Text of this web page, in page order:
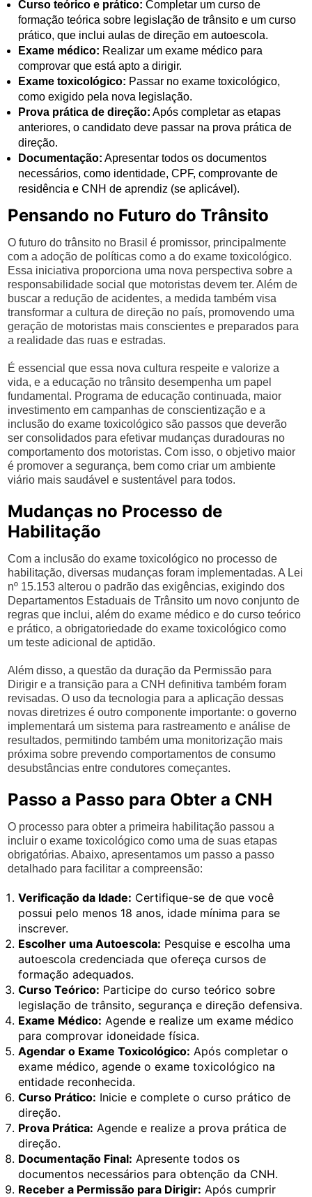
Curso teórico e prático: Completar um curso de
formação teórica sobre legislação de trânsito e um curso
prático, que inclui aulas de direção em autoescola.
Exame médico: Realizar um exame médico para
comprovar que está apto a dirigir.
Exame toxicológico: Passar no exame toxicológico,
como exigido pela nova legislação.
Prova prática de direção: Após completar as etapas
anteriores, o candidato deve passar na prova prática de
direção.
Documentação: Apresentar todos os documentos
necessários, como identidade, CPF, comprovante de
residência e CNH de aprendiz (se aplicável).
Pensando no Futuro do Trânsito
O futuro do trânsito no Brasil é promissor, principalmente
com a adoção de políticas como a do exame toxicológico.
Essa iniciativa proporciona uma nova perspectiva sobre a
responsabilidade social que motoristas devem ter. Além de
buscar a redução de acidentes, a medida também visa
transformar a cultura de direção no país, promovendo uma
geração de motoristas mais conscientes e preparados para
a realidade das ruas e estradas.
É essencial que essa nova cultura respeite e valorize a
vida, e a educação no trânsito desempenha um papel
fundamental. Programa de educação continuada, maior
investimento em campanhas de conscientização e a
inclusão do exame toxicológico são passos que deverão
ser consolidados para efetivar mudanças duradouras no
comportamento dos motoristas. Com isso, o objetivo maior
é promover a segurança, bem como criar um ambiente
viário mais saudável e sustentável para todos.
Mudanças no Processo de
Habilitação
Com a inclusão do exame toxicológico no processo de
habilitação, diversas mudanças foram implementadas. A Lei
nº 15.153 alterou o padrão das exigências, exigindo dos
Departamentos Estaduais de Trânsito um novo conjunto de
regras que inclui, além do exame médico e do curso teórico
e prático, a obrigatoriedade do exame toxicológico como
um teste adicional de aptidão.
Além disso, a questão da duração da Permissão para
Dirigir e a transição para a CNH definitiva também foram
revisadas. O uso da tecnologia para a aplicação dessas
novas diretrizes é outro componente importante: o governo
implementará um sistema para rastreamento e análise de
resultados, permitindo também uma monitorização mais
próxima sobre prevendo comportamentos de consumo
desubstâncias entre condutores começantes.
Passo a Passo para Obter a CNH
O processo para obter a primeira habilitação passou a
incluir o exame toxicológico como uma de suas etapas
obrigatórias. Abaixo, apresentamos um passo a passo
detalhado para facilitar a compreensão:
Verificação da Idade: Certifique-se de que você
possui pelo menos 18 anos, idade mínima para se
inscrever.
Escolher uma Autoescola: Pesquise e escolha uma
autoescola credenciada que ofereça cursos de
formação adequados.
Curso Teórico: Participe do curso teórico sobre
legislação de trânsito, segurança e direção defensiva.
Exame Médico: Agende e realize um exame médico
para comprovar idoneidade física.
Agendar o Exame Toxicológico: Após completar o
exame médico, agende o exame toxicológico na
entidade reconhecida.
Curso Prático: Inicie e complete o curso prático de
direção.
Prova Prática: Agende e realize a prova prática de
direção.
Documentação Final: Apresente todos os
documentos necessários para obtenção da CNH.
Receber a Permissão para Dirigir: Após cumprir